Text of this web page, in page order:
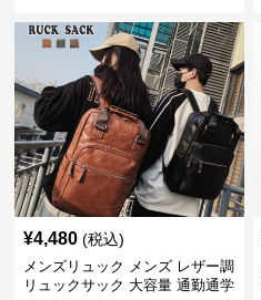
¥4,480 (税込)
メンズリュック メンズ レザー調
リュックサック 大容量 通勤通学